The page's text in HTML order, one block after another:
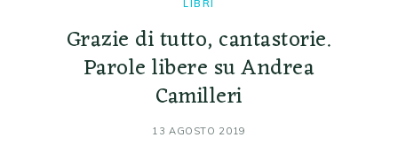
LIBRI
Grazie di tutto, cantastorie.
Parole libere su Andrea
Camilleri
13 AGOSTO 2019